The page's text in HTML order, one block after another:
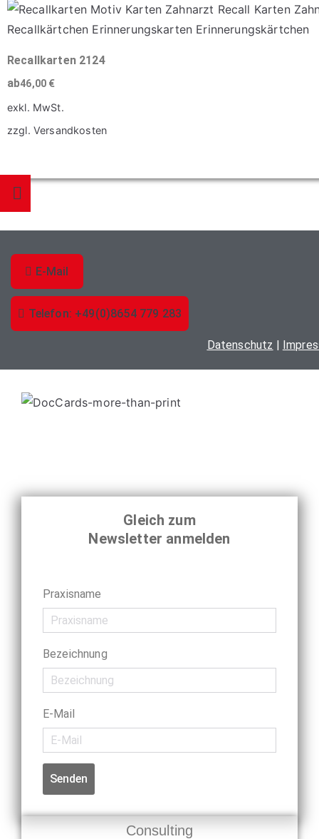
der
Produktseite
werden
Varianten
auf.
Die
können
Produktseite
Recallkarten 2124
ab46,00 €
exkl. MwSt.
zzgl. Versandkosten
Produkt
weist
mehrere
Varianten
auf.
Optionen
können
auf
Produktseite
gewählt
werden
E-Mail
Telefon: +49(0)8654 779 283
Datenschutz
Gleich zum
Newsletter anmelden
Praxisname
Bezeichnung
E-Mail
Senden
Consulting